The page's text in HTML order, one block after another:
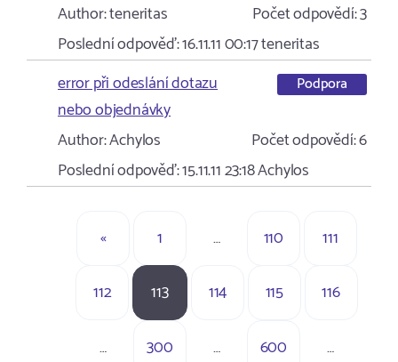
Author:teneritas Počet odpovědí:3
Poslední odpověď:16.11.11 00:17teneritas
error při odeslání dotazu
nebo objednávky
Podpora
Author:Achylos Počet odpovědí:6
Poslední odpověď:15.11.11 23:18Achylos
« 1 … 110 111
112 113 114 115 116
… 300 … 600 …